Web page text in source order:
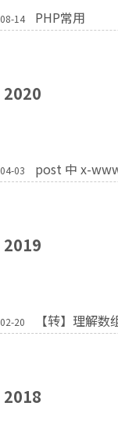
08-14 PHP常用
2020
04-03 post 中 x-
2019
02-20 【转】理解数
2018